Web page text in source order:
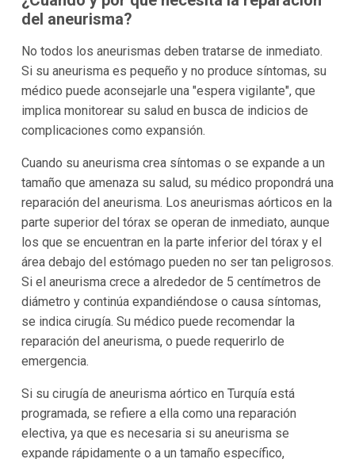
del aneurisma?
No todos los aneurismas deben tratarse de inmediato.
Si su aneurisma es pequeño y no produce síntomas, su
médico puede aconsejarle una "espera vigilante", que
implica monitorear su salud en busca de indicios de
complicaciones como expansión.
Cuando su aneurisma crea síntomas o se expande a un
tamaño que amenaza su salud, su médico propondrá una
reparación del aneurisma. Los aneurismas aórticos en la
parte superior del tórax se operan de inmediato, aunque
los que se encuentran en la parte inferior del tórax y el
área debajo del estómago pueden no ser tan peligrosos.
Si el aneurisma crece a alrededor de 5 centímetros de
diámetro y continúa expandiéndose o causa síntomas,
se indica cirugía. Su médico puede recomendar la
reparación del aneurisma, o puede requerirlo de
emergencia.
Si su cirugía de aneurisma aórtico en Turquía está
programada, se refiere a ella como una reparación
electiva, ya que es necesaria si su aneurisma se
expande rápidamente o a un tamaño específico,